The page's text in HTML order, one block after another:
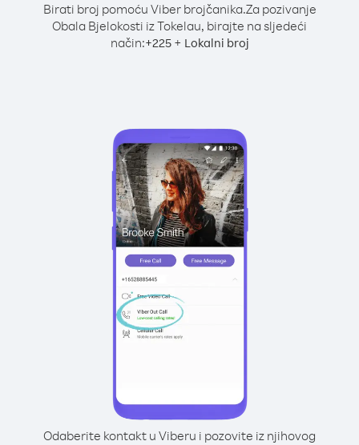
Birati broj pomoću Viber brojčanika.Za pozivanje
Obala Bjelokosti iz Tokelau, birajte na sljedeći
način:+225+ Lokalni broj
Odaberite kontakt u Viberu i pozovite iz njihovog